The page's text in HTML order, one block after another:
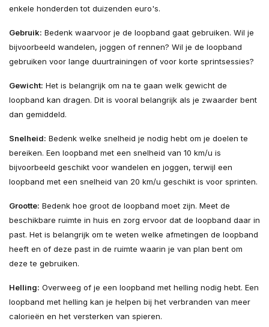
enkele honderden tot duizenden euro's.
Gebruik: Bedenk waarvoor je de loopband gaat gebruiken. Wil je
bijvoorbeeld wandelen, joggen of rennen? Wil je de loopband
gebruiken voor lange duurtrainingen of voor korte sprintsessies?
Gewicht: Het is belangrijk om na te gaan welk gewicht de
loopband kan dragen. Dit is vooral belangrijk als je zwaarder bent
dan gemiddeld.
Snelheid: Bedenk welke snelheid je nodig hebt om je doelen te
bereiken. Een loopband met een snelheid van 10 km/u is
bijvoorbeeld geschikt voor wandelen en joggen, terwijl een
loopband met een snelheid van 20 km/u geschikt is voor sprinten.
Grootte: Bedenk hoe groot de loopband moet zijn. Meet de
beschikbare ruimte in huis en zorg ervoor dat de loopband daar in
past. Het is belangrijk om te weten welke afmetingen de loopband
heeft en of deze past in de ruimte waarin je van plan bent om
deze te gebruiken.
Helling: Overweeg of je een loopband met helling nodig hebt. Een
loopband met helling kan je helpen bij het verbranden van meer
calorieën en het versterken van spieren.